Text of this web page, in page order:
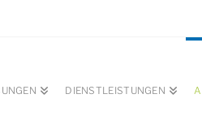
DIENSTLEISTUNGEN